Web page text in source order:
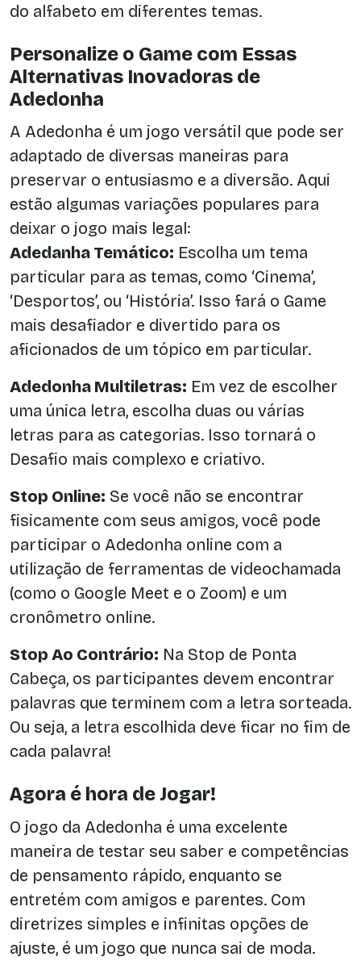
do alfabeto em diferentes temas.
Personalize o Game com Essas
Alternativas Inovadoras de
Adedonha
A Adedonha é um jogo versátil que pode ser
adaptado de diversas maneiras para
preservar o entusiasmo e a diversão. Aqui
estão algumas variações populares para
deixar o jogo mais legal:
Adedanha Temático: Escolha um tema
particular para as temas, como ‘Cinema’,
‘Desportos’, ou ‘História’. Isso fará o Game
mais desafiador e divertido para os
aficionados de um tópico em particular.
Adedonha Multiletras: Em vez de escolher
uma única letra, escolha duas ou várias
letras para as categorias. Isso tornará o
Desafio mais complexo e criativo.
Stop Online: Se você não se encontrar
fisicamente com seus amigos, você pode
participar o Adedonha online com a
utilização de ferramentas de videochamada
(como o Google Meet e o Zoom) e um
cronômetro online.
Stop Ao Contrário: Na Stop de Ponta
Cabeça, os participantes devem encontrar
palavras que terminem com a letra sorteada.
Ou seja, a letra escolhida deve ficar no fim de
cada palavra!
Agora é hora de Jogar!
O jogo da Adedonha é uma excelente
maneira de testar seu saber e competências
de pensamento rápido, enquanto se
entretém com amigos e parentes. Com
diretrizes simples e infinitas opções de
ajuste, é um jogo que nunca sai de moda.